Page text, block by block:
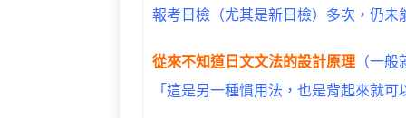
報考日檢（尤其是新日檢）多次，仍未
從來不知道日文文法的設計原理 （一
「這是另一種慣用法，也是背起來就可